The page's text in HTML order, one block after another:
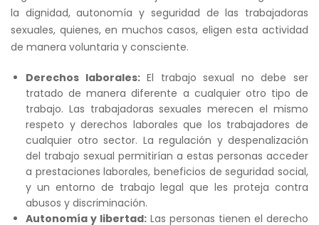
la dignidad, autonomía y seguridad de las trabajadoras
sexuales, quienes, en muchos casos, eligen esta actividad
de manera voluntaria y consciente.
Derechos laborales:El trabajo sexual no debe ser
tratado de manera diferente a cualquier otro tipo de
trabajo. Las trabajadoras sexuales merecen el mismo
respeto y derechos laborales que los trabajadores de
cualquier otro sector. La regulación y despenalización
del trabajo sexual permitirían a estas personas acceder
a prestaciones laborales, beneficios de seguridad social,
y un entorno de trabajo legal que les proteja contra
abusos y discriminación.
Autonomía y libertad: Las personas tienen el derecho